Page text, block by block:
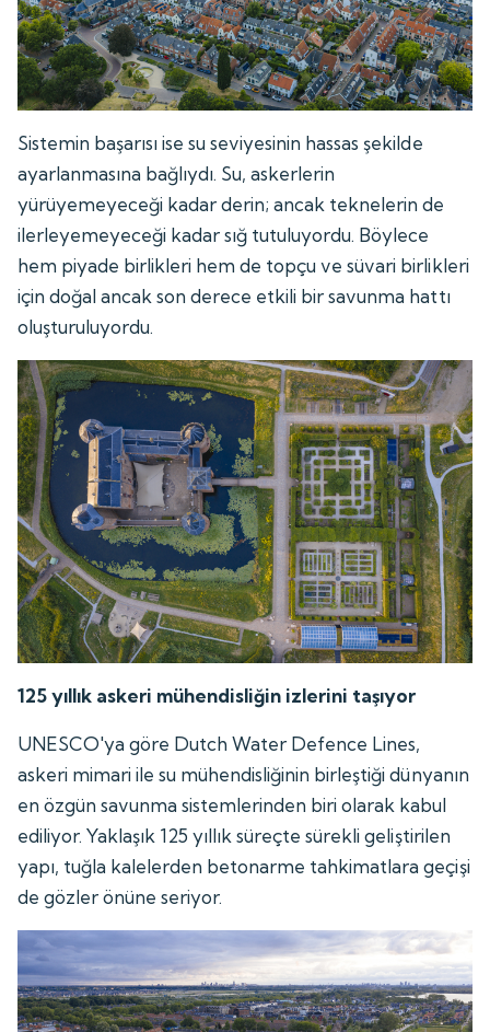
Sistemin başarısı ise su seviyesinin hassas şekilde
ayarlanmasına bağlıydı. Su, askerlerin
yürüyemeyeceği kadar derin; ancak teknelerin de
ilerleyemeyeceği kadar sığ tutuluyordu. Böylece
hem piyade birlikleri hem de topçu ve süvari birlikleri
için doğal ancak son derece etkili bir savunma hattı
oluşturuluyordu.
125 yıllık askeri mühendisliğin izlerini taşıyor
UNESCO'ya göre Dutch Water Defence Lines,
askeri mimari ile su mühendisliğinin birleştiği dünyanın
en özgün savunma sistemlerinden biri olarak kabul
ediliyor. Yaklaşık 125 yıllık süreçte sürekli geliştirilen
yapı, tuğla kalelerden betonarme tahkimatlara geçişi
de gözler önüne seriyor.